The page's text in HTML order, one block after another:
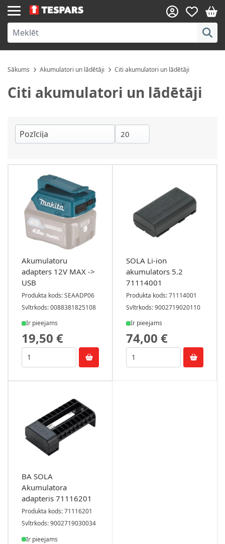
Skip to Content
Sākums Akumulatori un lādētāji Citi akumulatori un lādētāji
Citi akumulatori un lādētāji
Akumulatoru
adapters 12V MAX ->
USB
Produkta kods: SEAADP06
Svītrkods: 0088381825108
Ir pieejams
19,50 €
SOLA Li-ion
akumulators 5.2
71114001
Produkta kods: 71114001
Svītrkods: 9002719020110
Ir pieejams
74,00 €
BA SOLA
Akumulatora
adapteris 71116201
Produkta kods: 71116201
Svītrkods: 9002719030034
Ir pieejams